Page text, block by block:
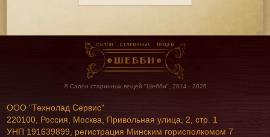
© Салон старинных вещей "Шебби", 2014 - 2026
ООО "Технолад Сервис"
220100, Россия, Москва, Привольная улица, 2, стр. 1
УНП 191639899, регистрация Минским горисполкомом 7